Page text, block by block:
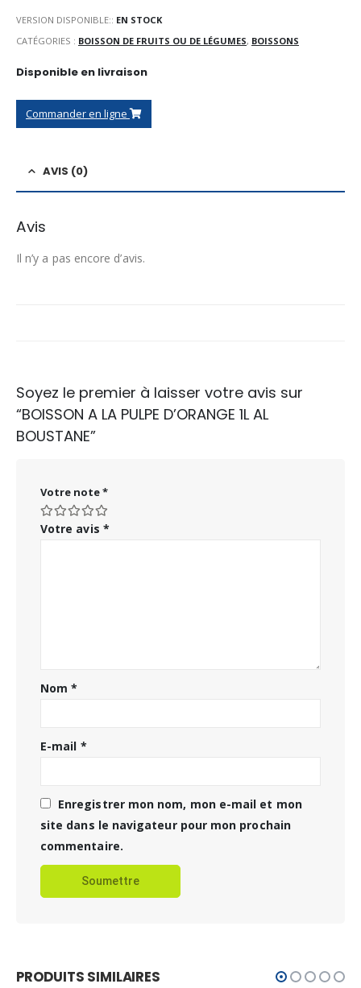
initial
était :
actuel
est :
VERSION DISPONIBLE:: EN STOCK
CATÉGORIES : BOISSON DE FRUITS OU DE LÉGUMES, BOISSONS
Disponible en livraison
Commander en ligne
AVIS (0)
Avis
Il n’y a pas encore d’avis.
Soyez le premier à laisser votre avis sur
“BOISSON A LA PULPE D’ORANGE 1L AL
BOUSTANE”
Votre note*
Votre avis *
Nom*
E-mail *
Enregistrer mon nom, mon e-mail et mon
site dans le navigateur pour mon prochain
commentaire.
PRODUITS SIMILAIRES